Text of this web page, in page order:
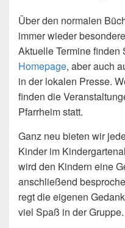
Über den normalen
immer wieder
Aktuelle Termine finden
Homepage, aber auch
in der lokalen Presse.
finden die
Pfarrheim statt.
Ganz neu bieten wir
Kinder im
wird den Kindern eine
anschließend
regt die eigenen
viel Spaß in der Gruppe.